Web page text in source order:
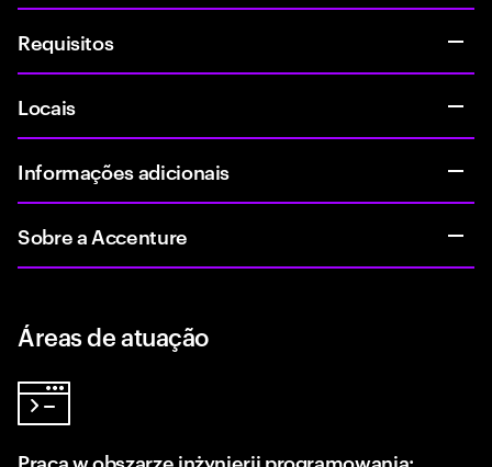
Requisitos
Locais
Informações adicionais
Sobre a Accenture
Áreas de atuação
Praca w obszarze inżynierii programowania: